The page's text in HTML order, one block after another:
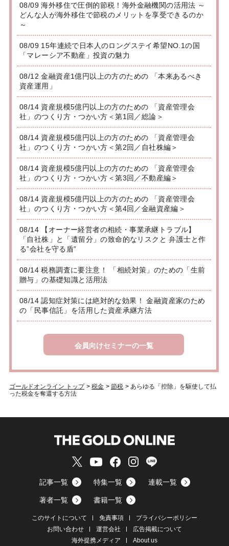
08/09 海外移住で圧倒的節税！海外金融機関の活用法 ～
どんな人が海外移住で節税のメリットを享受できるのか
～
08/09 15年連続で日本人のロングステイ希望NO.1の国
「マレーシア不動産」投資の魅力
08/12 金融資産1億円以上の方のための 「本来あるべき
資産運用」
08/14 資産規模5億円以上の方のための 「資産管理会
社」のつくり方・つかい方＜第1回／総論＞
08/14 資産規模5億円以上の方のための 「資産管理会
社」のつくり方・つかい方＜第2回／自社株編＞
08/14 資産規模5億円以上の方のための 「資産管理会
社」のつくり方・つかい方＜第3回／不動産編＞
08/14 資産規模5億円以上の方のための 「資産管理会
社」のつくり方・つかい方＜第4回／金融資産編＞
08/14 【オーナー経営者の相続・事業承継トラブル】
「自社株」と「遺留分」の致命的なリスクと 弁護士と作
る”会社を守る盾”
08/14 税務調査に要注意！ 「相続対策」のための「生前
贈与」の基礎知識と活用法
08/14 認知症対策には絶対的な効果！ 金融資産家のため
の「民事信託」を活用した資産承継方法
会員向けセミナーの一覧
ゴールドオンライン トップ > 税金 > 節税 > あらゆる「控除」を駆使して払
った税金を奪還する方法
記事一覧 特集一覧 連載一覧
著者一覧 書籍一覧
このサイトについて 免責事項
プライバシーポリシー
お問い合わせ
運営会社
広告掲載について
海外提携メディア
About us